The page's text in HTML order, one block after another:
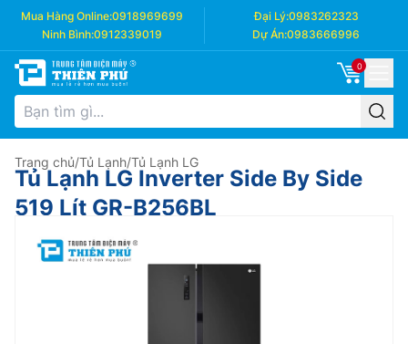
Mua Hàng Online:0918969699 Đại Lý:0983262323
Ninh Bình:0912339019 Dự Án:0983666996
0
Trang chủ/Tủ Lạnh/Tủ Lạnh LG
Tủ Lạnh LG Inverter Side By Side
519 Lít GR-B256BL